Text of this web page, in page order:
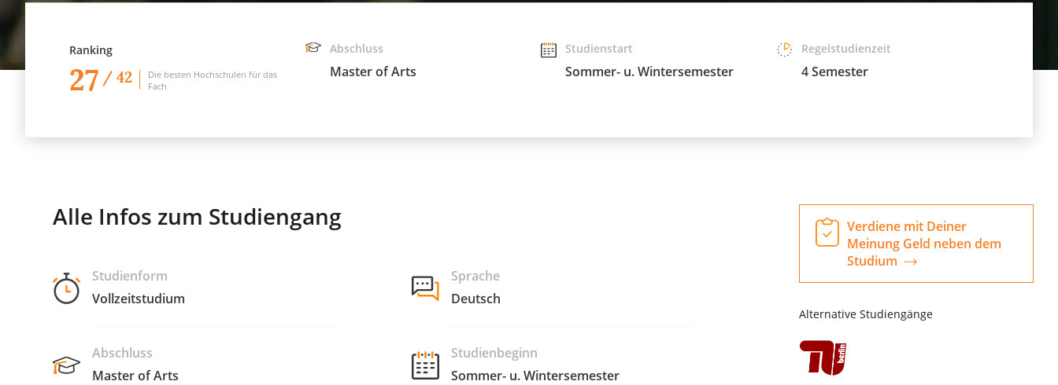
Ranking
27 / 42
Die besten Hochschulen für das
Fach
Abschluss
Master of Arts
Studienstart
Sommer- u. Wintersemester
Regelstudienzeit
4 Semester
Alle Infos zum Studiengang
Studienform
Vollzeitstudium
Abschluss
Master of Arts
Sprache
Deutsch
Studienbeginn
Sommer- u. Wintersemester
Verdiene mit Deiner
Meinung Geld neben dem
Studium
Alternative Studiengänge